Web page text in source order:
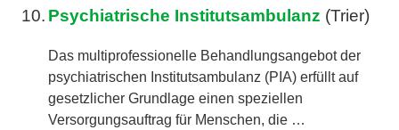
10. Psychiatrische Institutsambulanz (Trier)
Das multiprofessionelle Behandlungsangebot der
psychiatrischen Institutsambulanz (PIA) erfüllt auf
gesetzlicher Grundlage einen speziellen
Versorgungsauftrag für Menschen, die …